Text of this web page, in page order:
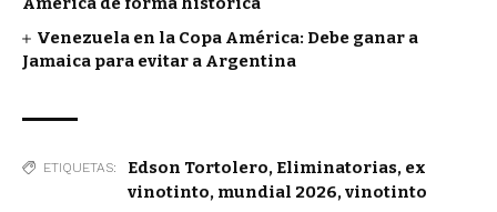
Venezuela en la Copa América: Debe ganar a
Jamaica para evitar a Argentina
ETIQUETAS: Edson Tortolero, Eliminatorias, ex
vinotinto, mundial 2026,vinotinto